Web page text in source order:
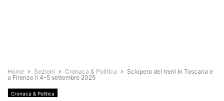
Home Sezioni Cronaca & Politica
Sciopero dei treni in Toscana e
a Firenze il 4-5 settembre 2025
Cronaca & Politica